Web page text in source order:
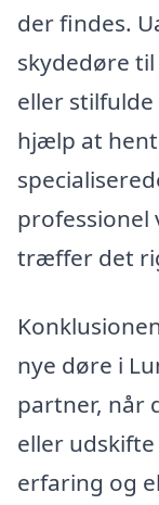
der findes.
skydedøre
eller
hjælp at
professionel
træffer det
nye døre i
partner, når
eller
erfaring og